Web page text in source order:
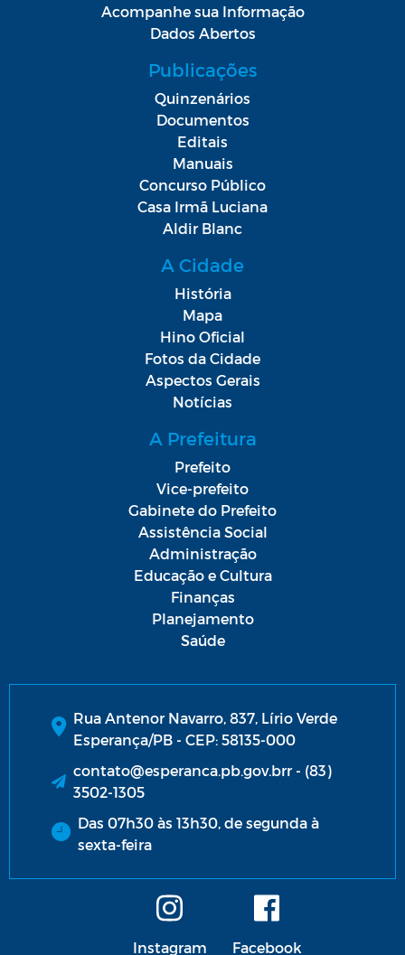
Acompanhe sua Informação
Dados Abertos
Publicações
Quinzenários
Documentos
Editais
Manuais
Concurso Público
Casa Irmã Luciana
Aldir Blanc
A Cidade
História
Mapa
Hino Oficial
Fotos da Cidade
Aspectos Gerais
Notícias
A Prefeitura
Prefeito
Vice-prefeito
Gabinete do Prefeito
Assistência Social
Administração
Educação e Cultura
Finanças
Planejamento
Saúde
Rua Antenor Navarro, 837, Lírio Verde
Esperança/PB - CEP: 58135-000
contato@esperanca.pb.gov.brr - (83)
3502-1305
Das 07h30 às 13h30, de segunda à
sexta-feira
Instagram Facebook